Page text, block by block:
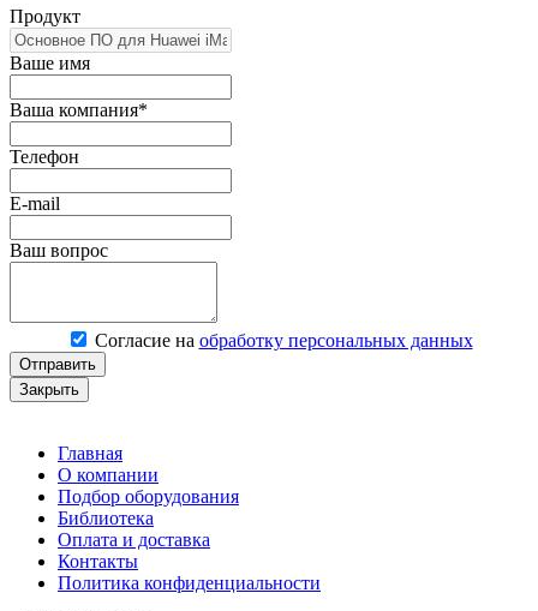
Продукт
Ваше имя
Ваша компания*
Телефон
E-mail
Ваш вопрос
Согласие на обработку персональных данных
Отправить
Закрыть
Главная
О компании
Подбор оборудования
Библиотека
Оплата и доставка
Контакты
Политика конфиденциальности